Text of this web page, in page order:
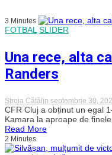
3 Minutes
FOTBAL SLIDER
Una rece, alta
Randers
Stroia Cătălin septembrie 30,
CFR Cluj a obținut un egal
Kamara la aproape de finele
Read More
2 Minutes